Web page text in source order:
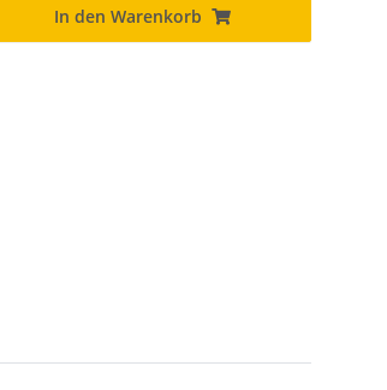
In den Warenkorb